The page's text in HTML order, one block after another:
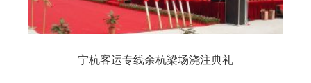
宁杭客运专线余杭梁场浇注典礼